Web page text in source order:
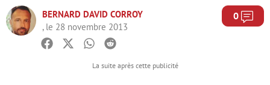
BERNARD DAVID CORROY
, le 28 novembre 2013
0
Facebook
TwitterWhatsapp
Reddit